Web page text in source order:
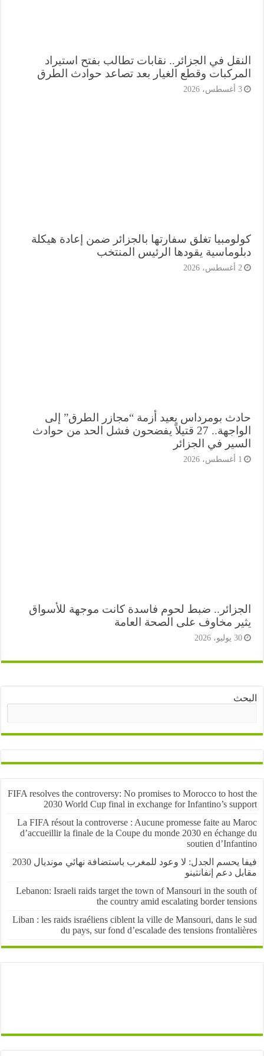
في الجزائر.. نقابات تطالب بفتح استيراد
وقطع الغيار بعد تصاعد حوادث الطرق
تغلق سفارتها بالجزائر ضمن إعادة هيكلة
يقودها الرئيس المنتخب
بومرداس يعيد أزمة “مجازر الطرق” إلى
الواجهة.. 27 قتيلاً يفضحون فشل الحد من حوادث
في الجزائر
ضبط لحوم فاسدة كانت موجهة للأسواق
مخاوف على الصحة العامة
FIFA resolves the controversy: No promises to Morocco to
2030 World Cup final in exchange for Infantino’s
La FIFA résout la controverse : Aucune promesse faite au
d’accueillir la finale de la Coupe du monde 2030 en
soutien
فيفا يحسم الجدل: لا وعود للمغرب باستضافة نهائي مونديال 2030
دعم إنفانتينو
Lebanon: Israeli raids target the town of Mansouri in the
the country amid escalating border
Liban : les raids israéliens ciblent la ville de Mansouri, dans
du pays, sur fond d’escalade des tensions